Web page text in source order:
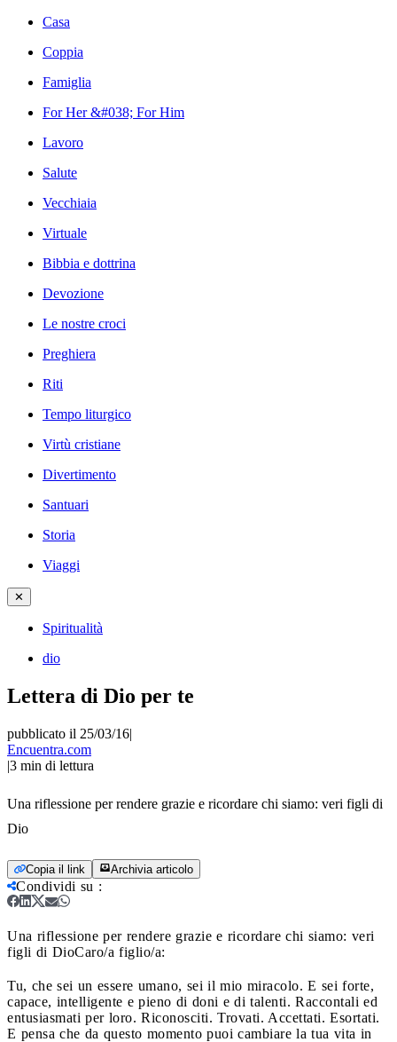
Casa
Coppia
Famiglia
For Her &#038; For Him
Lavoro
Salute
Vecchiaia
Virtuale
Bibbia e dottrina
Devozione
Le nostre croci
Preghiera
Riti
Tempo liturgico
Virtù cristiane
Divertimento
Santuari
Storia
Viaggi
✕
Spiritualità
dio
Lettera di Dio per te
pubblicato il 25/03/16|
Encuentra.com
|3 min di lettura
Una riflessione per rendere grazie e ricordare chi siamo: veri figli di
Dio
Copia il link Archivia articolo
Condividi su :
Una riflessione per rendere grazie e ricordare chi siamo: veri
figli di DioCaro/a figlio/a:
Tu, che sei un essere umano, sei il mio miracolo. E sei forte,
capace, intelligente e pieno di doni e di talenti. Raccontali ed
entusiasmati per loro. Riconosciti. Trovati. Accettati. Esortati.
E pensa che da questo momento puoi cambiare la tua vita in